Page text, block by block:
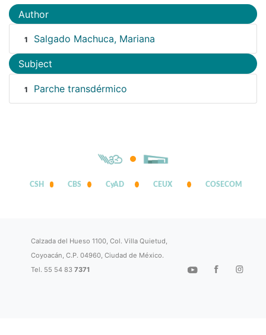
Author
1 Salgado Machuca, Mariana
Subject
1 Parche transdérmico
CSH CBS CyAD CEUX COSECOM
Calzada del Hueso 1100, Col. Villa Quietud,
Coyoacán, C.P. 04960, Ciudad de México.
Tel. 55 54 837371